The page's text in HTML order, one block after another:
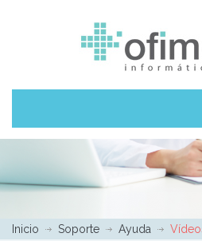
Inicio Soporte Ayuda